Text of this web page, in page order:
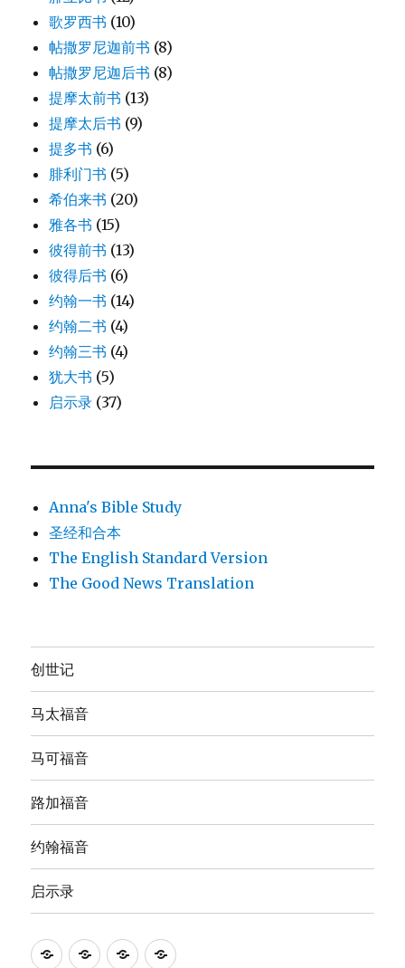
歌罗西书 (10)
帖撒罗尼迦前书 (8)
帖撒罗尼迦后书 (8)
提摩太前书 (13)
提摩太后书 (9)
提多书 (6)
腓利门书 (5)
希伯来书 (20)
雅各书 (15)
彼得前书 (13)
彼得后书 (6)
约翰一书 (14)
约翰二书 (4)
约翰三书 (4)
犹大书 (5)
启示录 (37)
Anna's Bible Study
圣经和合本
The English Standard Version
The Good News Translation
创世记
马太福音
马可福音
路加福音
约翰福音
启示录
Anna's
圣 The The